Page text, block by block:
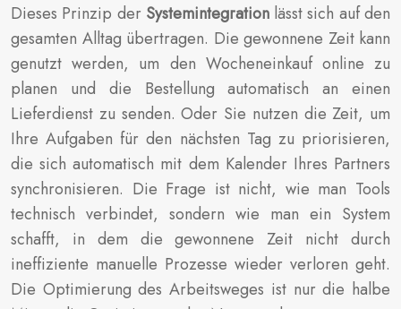
Dieses Prinzip der Systemintegrationlässt sich auf den
gesamten Alltag übertragen. Die gewonnene Zeit kann
genutzt werden, um den Wocheneinkauf online zu
planen und die Bestellung automatisch an einen
Lieferdienst zu senden. Oder Sie nutzen die Zeit, um
Ihre Aufgaben für den nächsten Tag zu priorisieren,
die sich automatisch mit dem Kalender Ihres Partners
synchronisieren. Die Frage ist nicht, wie man Tools
technisch verbindet, sondern wie man ein System
schafft, in dem die gewonnene Zeit nicht durch
ineffiziente manuelle Prozesse wieder verloren geht.
Die Optimierung des Arbeitsweges ist nur die halbe